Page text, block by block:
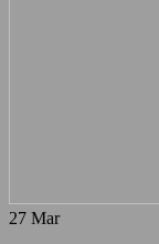
27 Mar